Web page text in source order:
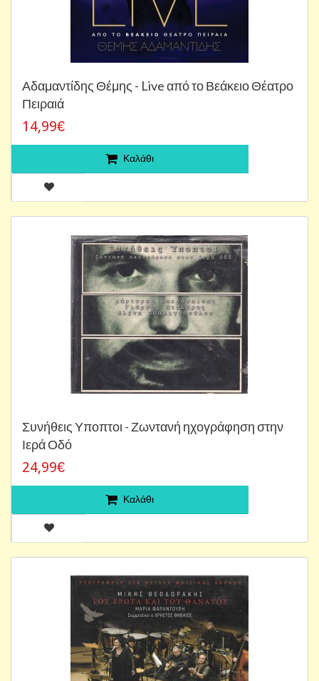
Αδαμαντίδης Θέμης - Live από το Βεάκειο Θέατρο
Πειραιά
14,99€
Καλάθι
Συνήθεις Υποπτοι - Ζωντανή ηχογράφηση στην
Ιερά Οδό
24,99€
Καλάθι